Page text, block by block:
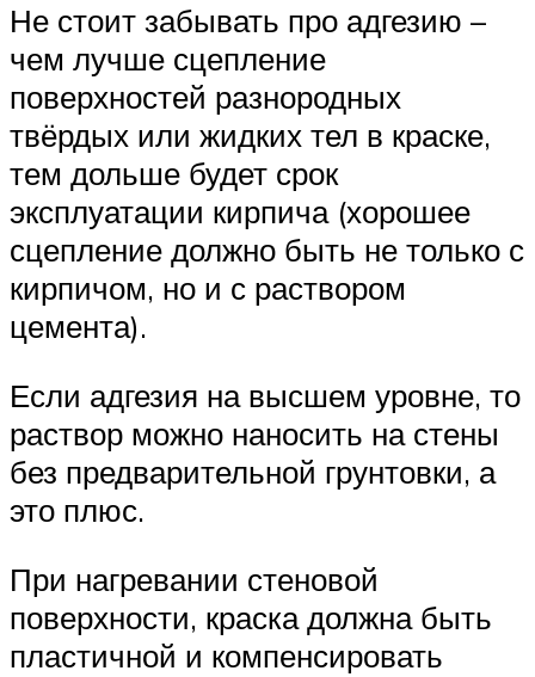
Не стоит забывать про адгезию –
чем лучше сцепление
поверхностей разнородных
твёрдых или жидких тел в краске,
тем дольше будет срок
эксплуатации кирпича (хорошее
сцепление должно быть не только с
кирпичом, но и с раствором
цемента).
Если адгезия на высшем уровне, то
раствор можно наносить на стены
без предварительной грунтовки, а
это плюс.
При нагревании стеновой
поверхности, краска должна быть
пластичной и компенсировать